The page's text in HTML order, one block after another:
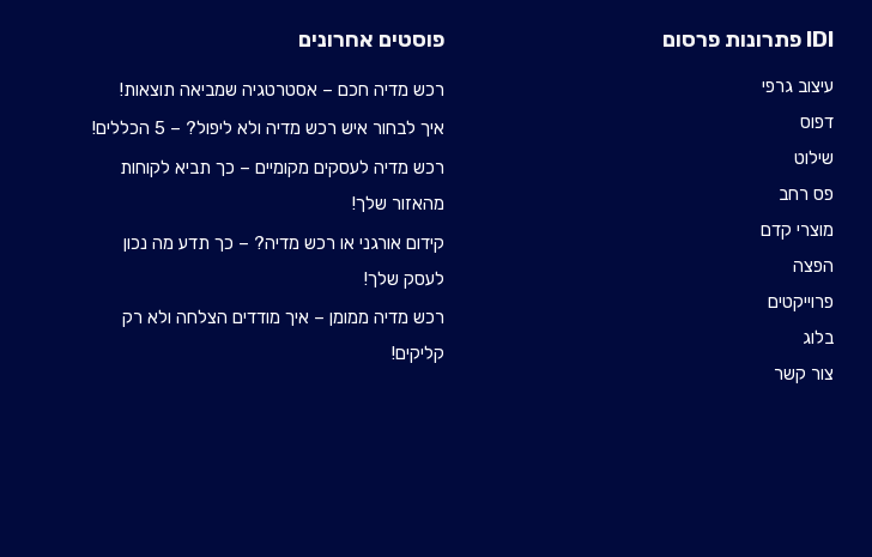
IDI פתרונות פרסום
עיצוב גרפי
דפוס
שילוט
פס רחב
מוצרי קדם
הפצה
פרוייקטים
בלוג
צור קשר
פוסטים אחרונים
רכש מדיה חכם – אסטרטגיה שמביאה תוצאות!
איך לבחור איש רכש מדיה ולא ליפול? – 5 הכללים!
רכש מדיה לעסקים מקומיים – כך תביא לקוחות
מהאזור שלך!
קידום אורגני או רכש מדיה? – כך תדע מה נכון
לעסק שלך!
רכש מדיה ממומן – איך מודדים הצלחה ולא רק
קליקים!